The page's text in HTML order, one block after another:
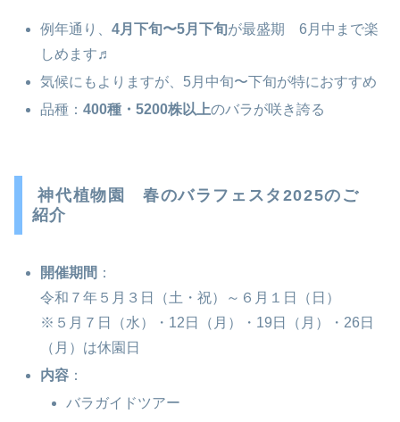
例年通り、4月下旬〜5月下旬が最盛期 6月中まで楽
しめます♬
気候にもよりますが、5月中旬〜下旬が特におすすめ
品種：400種・5200株以上のバラが咲き誇る
神代植物園 春のバラフェスタ2025のご
紹介
開催期間 ：
令和７年５月３日（土・祝）～６月１日（日）
※５月７日（水）・12日（月）・19日（月）・26日
（月）は休園日
内容 ：
バラガイドツアー